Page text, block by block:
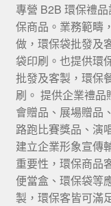
專營 B2B 環保禮
保商品。業務範疇
做，環保袋批發及
袋印刷。也提供環
批發及客製，環保
刷。 提供企業禮
會贈品、展場贈品
路跑比賽獎品、演
建立企業形象宣傳
重要性，環保商品
便當盒、環保袋等
製，環保客皆可滿